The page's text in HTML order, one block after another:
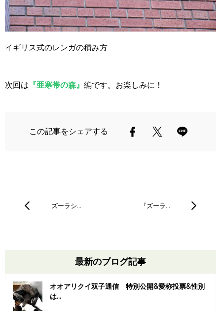
イギリス式のレンガの積み方
次回は 『亜寒帯の森』 編です。お楽しみに！
この記事をシェアする
ズーラシ… 『ズーラ…
最新のブログ記事
オオアリクイ双子通信 特別公開&愛称投票&性別
は...